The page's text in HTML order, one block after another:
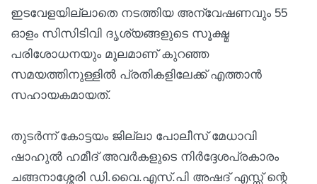
ഇടവേളയില്ലാതെ നടത്തിയ അന്വേഷണവും 55
ഓളം സിസിടിവി ദൃശ്യങ്ങളുടെ സൂക്ഷ്മ
പരിശോധനയും മൂലമാണ് കുറഞ്ഞ
സമയത്തിനുള്ളിൽ പ്രതികളിലേക്ക് എത്താൻ
സഹായകമായത്.
തുടർന്ന് കോട്ടയം ജില്ലാ പോലീസ് മേധാവി
ഷാഹുൽ ഹമീദ് അവർകളുടെ നിർദ്ദേശപ്രകാരം
ചങ്ങനാശ്ശേരി ഡി.വൈ.എസ്.പി അഷദ് എസ്സ് ന്റെ